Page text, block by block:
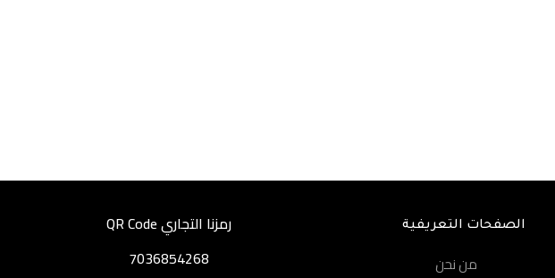
الصفحات التعريفية
من نحن
رمزنا التجاري QR Code
7036854268